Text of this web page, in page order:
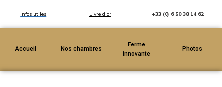
Infos utiles Livre d’or +33 (0) 6 50 38 14 62
Accueil Nos chambres
Ferme
innovante
Photos